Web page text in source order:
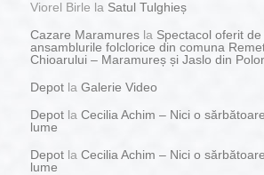
Viorel Birle la Satul Tulghieș
Cazare Maramures la Spectacol oferit de
ansamblurile folclorice din comuna
Chioarului – Maramureș și Jaslo din
Depot la Galerie Video
Depot la Cecilia Achim – Nici o
lume
Depot la Cecilia Achim – Nici o
lume